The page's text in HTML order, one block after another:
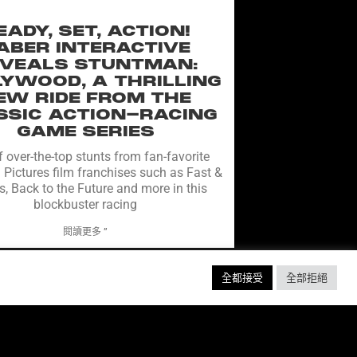
SET, ACTION!
INTERACTIVE
STUNTMAN:
A THRILLING
RIDE FROM THE
ACTION-RACING
GAME SERIES
over-the-top stunts from fan-favorite
Pictures film franchises such as Fast &
Back to the Future and more in this
blockbuster racing
閱讀更多 ”
全都接受 全部拒絕